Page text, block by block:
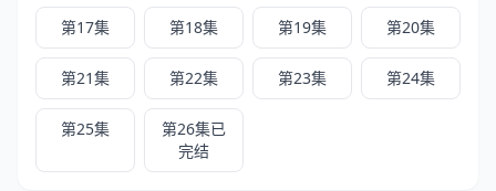
第17集 第18集 第19集 第20集
第21集 第22集 第23集 第24集
第25集
第26集已
完结